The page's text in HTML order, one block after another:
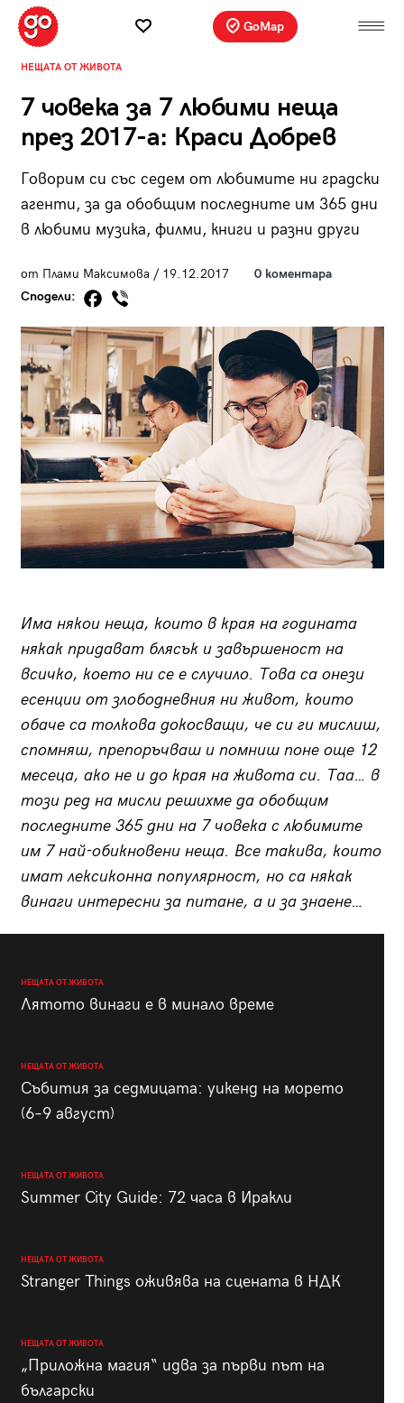
GoMap
НЕЩАТА ОТ ЖИВОТА
7 човека за 7 любими неща
през 2017-а: Краси Добрев
Говорим си със седем от любимите ни градски
агенти, за да обобщим последните им 365 дни
в любими музика, филми, книги и разни други
от Плами Максимова / 19.12.2017
0 коментара
Сподели:
Има някои неща, които в края на годината
някак придават блясък и завършеност на
всичко, което ни се е случило. Това са онези
есенции от злободневния ни живот, които
обаче са толкова докосващи, че си ги мислиш,
спомняш, препоръчваш и помниш поне още 12
месеца, ако не и до края на живота си. Таа… в
този ред на мисли решихме да обобщим
последните 365 дни на 7 човека с любимите
им 7 най-обикновени неща. Все такива, които
имат лексиконна популярност, но са някак
винаги интересни за питане, а и за знаене…
НЕЩАТА ОТ ЖИВОТА
Лятото винаги е в минало време
НЕЩАТА ОТ ЖИВОТА
Събития за седмицата: уикенд на морето
(6–9 август)
НЕЩАТА ОТ ЖИВОТА
Summer City Guide: 72 часа в Иракли
НЕЩАТА ОТ ЖИВОТА
Stranger Things оживява на сцената в НДК
НЕЩАТА ОТ ЖИВОТА
„Приложна магия“ идва за първи път на
български